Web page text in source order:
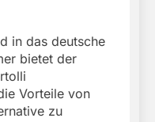
in das deutsche
bietet der
Vorteile von
zu